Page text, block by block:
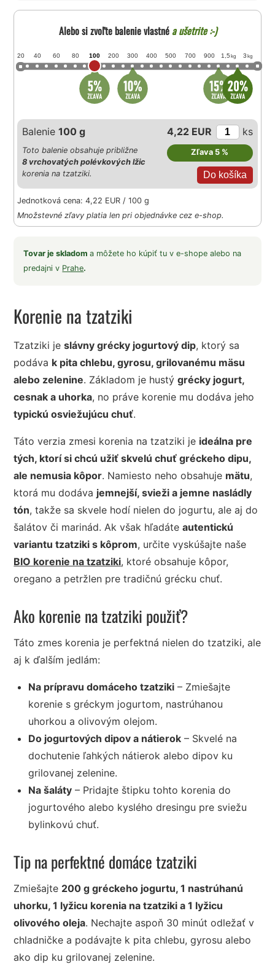
Alebo si zvoľte balenie vlastnéa ušetrite :-)
20 40 60 80 100 200 300 400 500 700 900 1,5 kg 3 kg
Balenie100 g 4,22 EUR ks
Zľava 5 %
Toto balenie obsahuje približne
8 vrchovatých polévkových lžic
korenia na tzatziki.
Jednotková cena: 4,22 EUR / 100 g
Množstevné zľavy platia len pri objednávke cez e-shop.
Tovar je skladoma môžete ho kúpiť tu v e-shope alebo na
predajni v Prahe.
Korenie na tzatziki
Tzatziki jeslávny grécky jogurtový dip, ktorý sa
podáva k pita chlebu, gyrosu, grilovanému mäsu
alebo zelenine. Základom je hustýgrécky jogurt,
cesnak a uhorka, no práve korenie mu dodáva jeho
typickú osviežujúcu chuť.
Táto verzia zmesi korenia na tzatziki je ideálna pre
tých, ktorí si chcú užiť skvelú chuť gréckeho dipu,
ale nemusia kôpor. Namiesto neho obsahuje mätu,
ktorá mu dodáva jemnejší, svieži a jemne nasládly
tón, takže sa skvele hodí nielen do jogurtu, ale aj do
šalátov či marinád. Ak však hľadáteautentickú
variantu tzatziki s kôprom, určite vyskúšajte naše
BIO korenie na tzatziki, ktoré obsahuje kôpor,
oregano a petržlen pre tradičnú grécku chuť.
Ako korenie na tzatziki použiť?
Táto zmes korenia je perfektná nielen do tzatziki, ale
aj k ďalším jedlám:
Na prípravu domáceho tzatziki – Zmiešajte
korenie s gréckym jogurtom, nastrúhanou
uhorkou a olivovým olejom.
Do jogurtových dipov a nátierok – Skvelé na
dochutenie ľahkých nátierok alebo dipov ku
grilovanej zelenine.
Na šaláty – Pridajte štipku tohto korenia do
jogurtového alebo kyslého dresingu pre sviežu
bylinkovú chuť.
Tip na perfektné domáce tzatziki
Zmiešajte 200 g gréckeho jogurtu, 1 nastrúhanú
uhorku, 1 lyžicu korenia na tzatziki a 1 lyžicu
olivového oleja. Nechajte aspoň 30 minút odležať v
chladničke a podávajte k pita chlebu, gyrosu alebo
ako dip ku grilovanej zelenine.